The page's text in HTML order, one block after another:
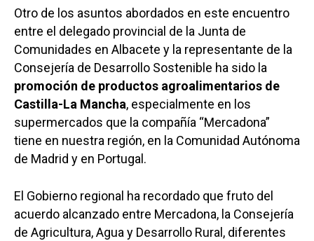
Otro de los asuntos abordados en este encuentro
entre el delegado provincial de la Junta de
Comunidades en Albacete y la representante de la
Consejería de Desarrollo Sostenible ha sido la
promoción de productos agroalimentarios de
Castilla-La Mancha, especialmente en los
supermercados que la compañía “Mercadona”
tiene en nuestra región, en la Comunidad Autónoma
de Madrid y en Portugal.
El Gobierno regional ha recordado que fruto del
acuerdo alcanzado entre Mercadona, la Consejería
de Agricultura, Agua y Desarrollo Rural, diferentes